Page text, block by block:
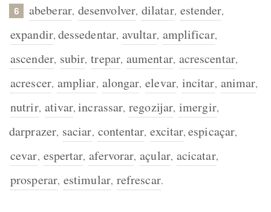
6 abeberar, desenvolver, dilatar, estender,
expandir, dessedentar, avultar, amplificar,
ascender, subir, trepar, aumentar, acrescentar,
acrescer, ampliar, alongar, elevar, incitar, animar,
nutrir, ativar,incrassar, regozijar, imergir,
darprazer, saciar, contentar, excitar,espicaçar,
cevar, espertar, afervorar, açular, acicatar,
prosperar, estimular, refrescar.